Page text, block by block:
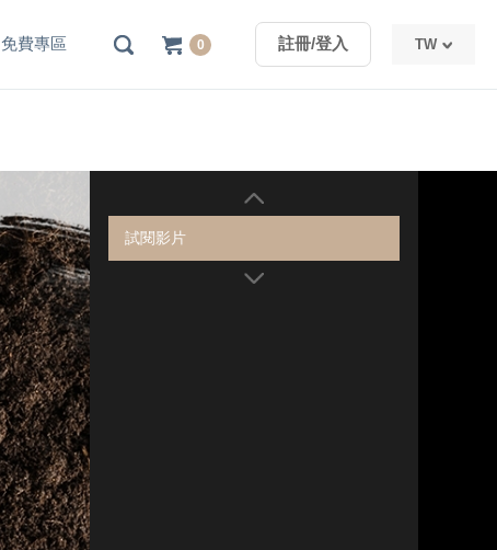
TW
TW
免費專區 0 註冊/登入
試閱影片